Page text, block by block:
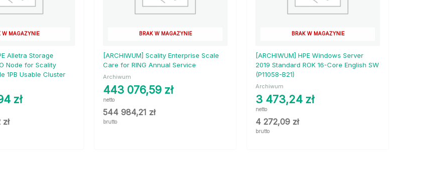
W MAGAZYNIE
Alletra Storage
Node for Scality
1PB Usable Cluster
zł
zł
BRAK W MAGAZYNIE
[ARCHIWUM] Scality Enterprise Scale
Care for RING Annual Service
Archiwum
443 076,59 zł
netto
544 984,21 zł
brutto
BRAK W MAGAZYNIE
[ARCHIWUM] HPE Windows Server
2019 Standard ROK 16-Core English SW
(P11058-B21)
Archiwum
3 473,24 zł
netto
4 272,09 zł
brutto